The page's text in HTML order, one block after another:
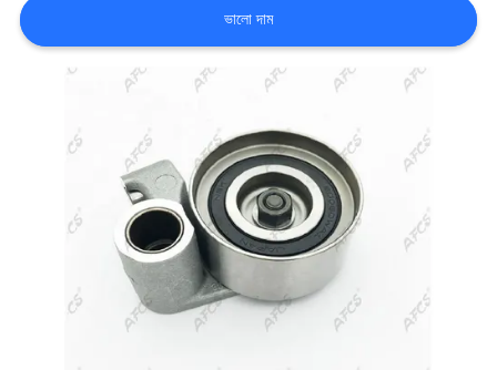
করুন
অনুরোধ
ভালো দাম